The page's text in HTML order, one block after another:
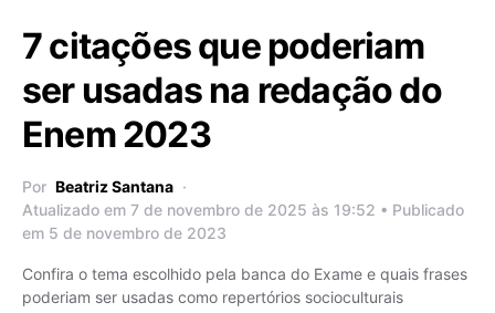
7 citações que poderiam
ser usadas na redação do
Enem 2023
Por Beatriz Santana
Atualizado em 7 de novembro de 2025 às 19:52 • Publicado
em 5 de novembro de 2023
Confira o tema escolhido pela banca do Exame e quais frases
poderiam ser usadas como repertórios socioculturais